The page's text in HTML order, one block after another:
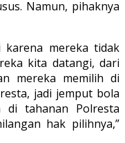
Namun, pihaknya
mereka tidak
kita datangi, dari
mereka memilih di
jadi jemput bola
di tahanan Polresta
hak pilihnya,”